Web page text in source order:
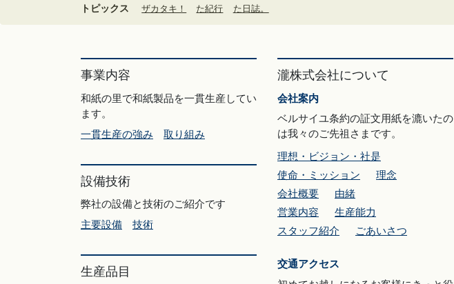
トピックス ザカタキ！ た紀行 た日誌。
事業内容
和紙の里で和紙製品を一貫生産してい
ます。
一貫生産の強み
取り組み
設備技術
弊社の設備と技術のご紹介です
主要設備
技術
生産品目
瀧株式会社について
会社案内
ベルサイユ条約の証文用紙を漉いたの
は我々のご先祖さまです。
理想・ビジョン・社是
使命・ミッション
理念
会社概要
由緒
営業内容
生産能力
スタッフ紹介
ごあいさつ
交通アクセス